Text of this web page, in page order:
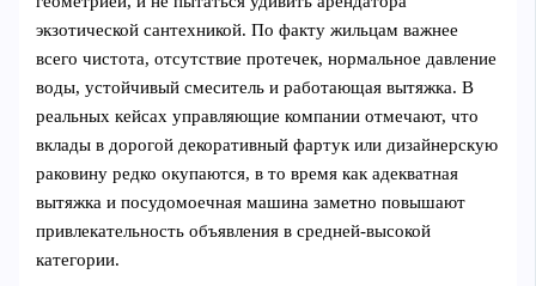
экзотической сантехникой. По факту жильцам важнее
всего чистота, отсутствие протечек, нормальное давление
воды, устойчивый смеситель и работающая вытяжка. В
реальных кейсах управляющие компании отмечают, что
вклады в дорогой декоративный фартук или дизайнерскую
раковину редко окупаются, в то время как адекватная
вытяжка и посудомоечная машина заметно повышают
привлекательность объявления в средней‑высокой
категории.